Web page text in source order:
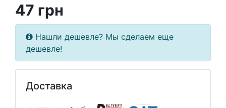
47 грн
Нашли дешевле? Мы сделаем еще
дешевле!
Доставка